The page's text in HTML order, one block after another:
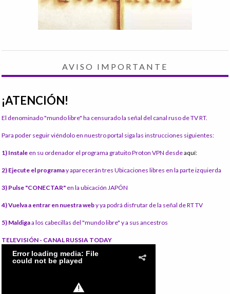
AVISO IMPORTANTE
¡ATENCIÓN!
El denominado "mundo libre" ha censurado la señal del canal ruso de TV RT.
Para poder seguir viéndolo en nuestro portal siga las instrucciones siguientes:
1) Instale en su ordenador el programa gratuito Proton VPN desdeaquí:
2) Ejecute el programay aparecerán tres Ubicaciones libres en la parte izquierda
3) Pulse "CONECTAR" en la ubicación JAPÓN
4) Vuelva a entrar en nuestra weby ya podrá disfrutar de la señal de RT TV
5) Maldigaa los cabecillas del "mundo libre" y a sus ancestros
TELEVISIÓN - CANAL RUSSIA TODAY